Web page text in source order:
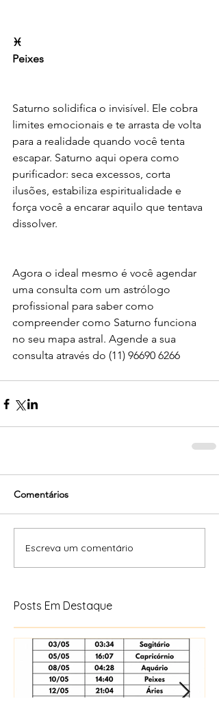
♓️
Peixes
Saturno solidifica o invisível. Ele cobra
limites emocionais e te arrasta de volta
para a realidade quando você tenta
escapar. Saturno aqui opera como
purificador: seca excessos, corta
ilusões, estabiliza espiritualidade e
força você a encarar aquilo que tentava
dissolver.
Agora o ideal mesmo é você agendar
uma consulta com um astrólogo
profissional para saber como
compreender como Saturno funciona
no seu mapa astral. Agende a sua
consulta através do (11) 96690 6266
Comentários
Escreva um comentário
Posts Em Destaque